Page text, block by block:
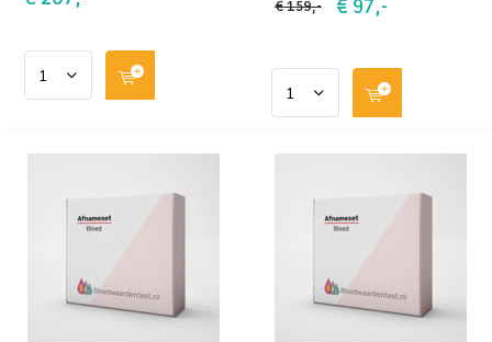
€ 159,- € 97,-